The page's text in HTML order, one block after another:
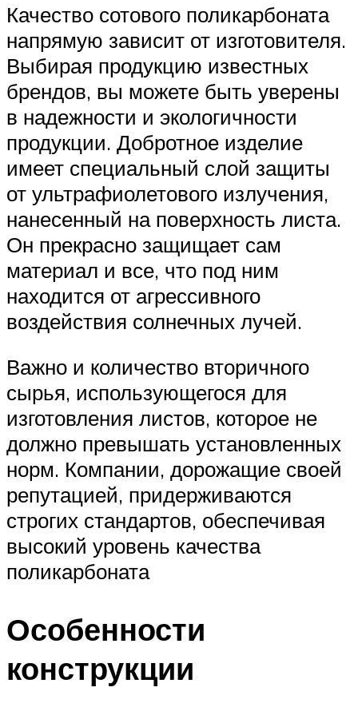
Качество сотового поликарбоната
напрямую зависит от изготовителя.
Выбирая продукцию известных
брендов, вы можете быть уверены
в надежности и экологичности
продукции. Добротное изделие
имеет специальный слой защиты
от ультрафиолетового излучения,
нанесенный на поверхность листа.
Он прекрасно защищает сам
материал и все, что под ним
находится от агрессивного
воздействия солнечных лучей.
Важно и количество вторичного
сырья, использующегося для
изготовления листов, которое не
должно превышать установленных
норм. Компании, дорожащие своей
репутацией, придерживаются
строгих стандартов, обеспечивая
высокий уровень качества
поликарбоната
Особенности
конструкции